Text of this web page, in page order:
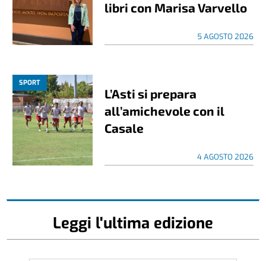
libri con Marisa Varvello
5 AGOSTO 2026
SPORT
L’Asti si prepara
all’amichevole con il
Casale
4 AGOSTO 2026
Leggi l'ultima edizione